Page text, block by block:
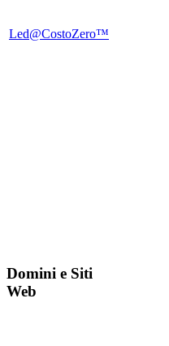
Led@CostoZero™
Domini e Siti
Web